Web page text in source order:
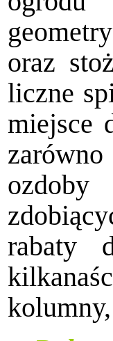
oraz
liczne
miejsce
ozdoby
rabaty